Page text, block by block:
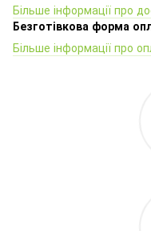
Більше інформації про
Безготівкова форма
Більше інформації про